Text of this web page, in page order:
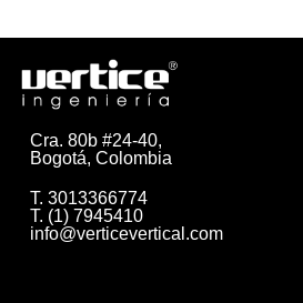
Cra. 80b #24-40,
Bogotá, Colombia
T. 3013366774
T. (1) 7945410
info@verticevertical.com